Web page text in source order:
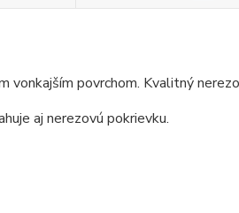
povrchom. Kvalitný
aj nerezovú pokrievku.